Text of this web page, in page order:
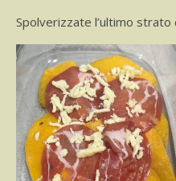
Spolverizzate l’ultimo